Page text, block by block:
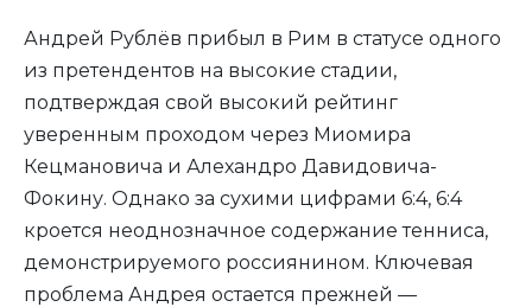
Андрей Рублёв прибыл в Рим в статусе одного
из претендентов на высокие стадии,
подтверждая свой высокий рейтинг
уверенным проходом через Миомира
Кецмановича и Алехандро Давидовича-
Фокину. Однако за сухими цифрами 6:4, 6:4
кроется неоднозначное содержание тенниса,
демонстрируемого россиянином. Ключевая
проблема Андрея остается прежней —